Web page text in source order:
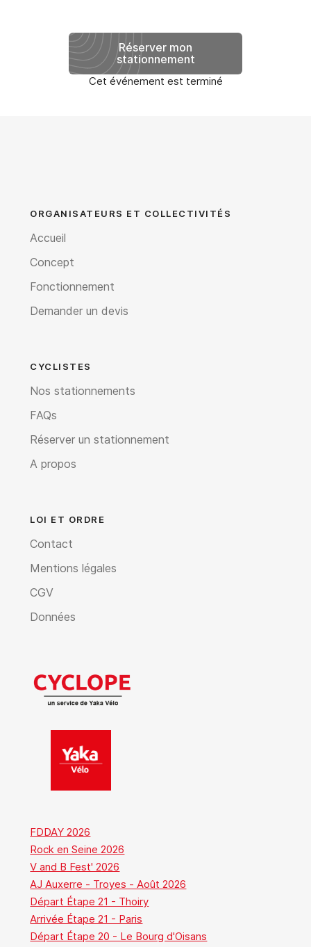
Réserver mon
stationnement
Cet événement est terminé
CYCLISTES
Nos stationnements
FAQs
Réserver un stationnement
A propos
LOI ET ORDRE
Contact
Mentions légales
CGV
Données
ORGANISATEURS ET COLLECTIVITÉS
Accueil
Concept
Fonctionnement
Demander un devis
FDDAY 2026
Rock en Seine 2026
V and B Fest' 2026
AJ Auxerre - Troyes - Août 2026
Départ Étape 21 - Thoiry
Arrivée Étape 21 - Paris
Départ Étape 20 - Le Bourg d'Oisans